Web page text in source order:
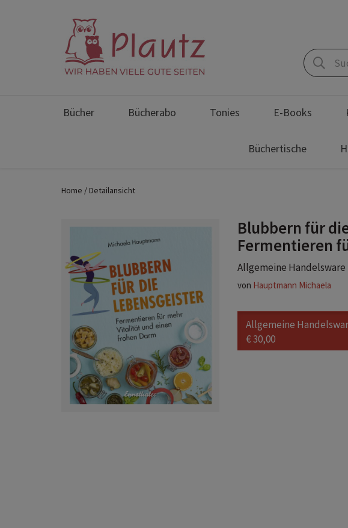
Bücher Bücherabo Tonies E-Books
Büchertische
Home Detailansicht
Blubbern für
Fermentieren
Allgemeine Handelsware
von Hauptmann Michaela
Allgemeine
€ 30,00